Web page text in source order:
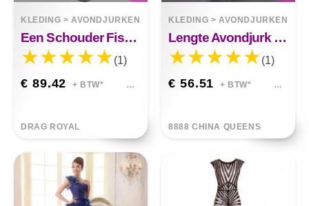
KLEDING >AVONDJURKEN
Een Schouder Fishtail Lovertjes Slim Fit Avondjurk Brooklynn
(1)
€ 89.42 + BTW*
DRAG ROYAL
KLEDING >AVONDJURKEN
Lengte Avondjurk Met Hangende Hals Om Afslanken Te Laten Zien
(1)
€ 56.51 + BTW*
8888 CHINA QUEENS